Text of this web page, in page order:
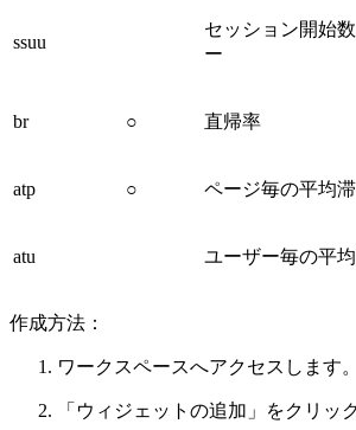
ssuu
セッション開始
ー
br ○ 直帰率
atp ○ ページ毎の平均
atu ユーザー毎の平
作成方法：
ワークスペースへアクセスします。
「ウィジェットの追加」をクリッ